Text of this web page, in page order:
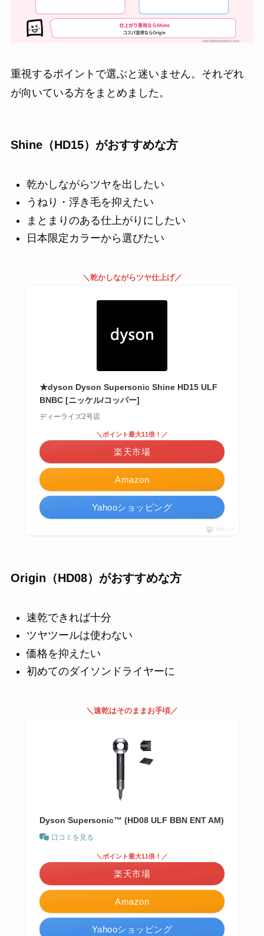
重視するポイントで選ぶと迷いません。それぞれ
が向いている方をまとめました。
Shine（HD15）がおすすめな方
乾かしながらツヤを出したい
うねり・浮き毛を抑えたい
まとまりのある仕上がりにしたい
日本限定カラーから選びたい
＼乾かしながらツヤ仕上げ／
★dyson Dyson Supersonic Shine HD15 ULF
BNBC [ニッケル/コッパー]
ディーライズ2号店
Amazon
＼ポイント最大11倍！／
楽天市場
Yahooショッピング
ポチップ
Origin（HD08）がおすすめな方
速乾できれば十分
ツヤツールは使わない
価格を抑えたい
初めてのダイソンドライヤーに
＼速乾はそのままお手頃／
Dyson Supersonic™ (HD08 ULF BBN ENT AM)
口コミを見る
Amazon
＼ポイント最大11倍！／
楽天市場
Yahooショッピング